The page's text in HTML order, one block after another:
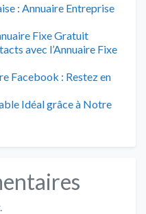
: Annuaire Entreprise
Fixe Gratuit
avec l’Annuaire Fixe
Facebook : Restez en
Idéal grâce à Notre